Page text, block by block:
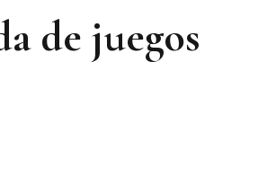
de juegos